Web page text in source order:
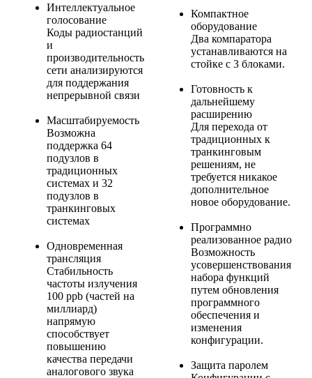
Интеллектуальное
голосование
Коды радиостанций
и
производительность
сети анализируются
для поддержания
непрерывной связи
Масштабируемость
Возможна
поддержка 64
подузлов в
традиционных
системах и 32
подузлов в
транкинговых
системах
Одновременная
трансляция
Стабильность
частоты излучения
100 ppb (частей на
миллиард)
напрямую
способствует
повышению
качества передачи
аналогового звука
Компактное
оборудование
Два компаратора
устанавливаются на
стойке с 3 блоками.
Готовность к
дальнейшему
расширению
Для перехода от
традиционных к
транкинговым
решениям, не
требуется никакое
дополнительное
новое оборудование.
Программно
реализованное радио
Возможность
усовершенствования
набора функций
путем обновления
программного
обеспечения и
изменения
конфигурации.
Защита паролем